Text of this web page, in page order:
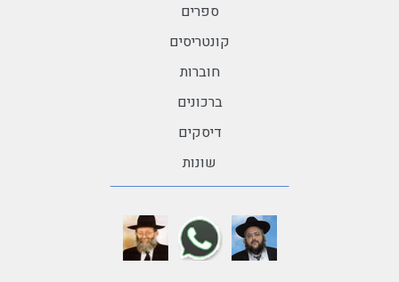
ספרים
קונטריסים
חוברות
ברכונים
דיסקים
שונות